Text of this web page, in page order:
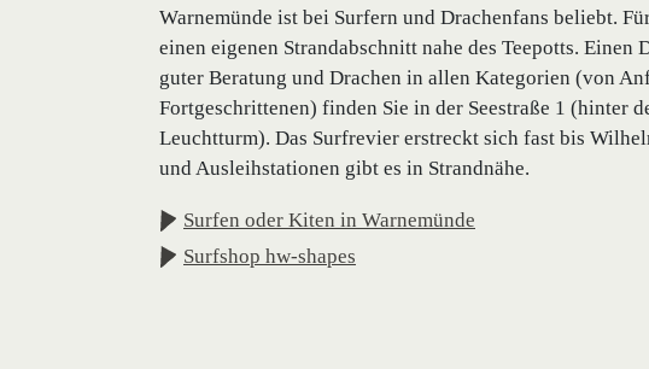
Warnemünde ist bei Surfern und Drachenfans beliebt.
einen eigenen Strandabschnitt nahe des Teepotts. Einen
guter Beratung und Drachen in allen Kategorien (von
Fortgeschrittenen) finden Sie in der Seestraße 1 (hinter
Leuchtturm). Das Surfrevier erstreckt sich fast bis
und Ausleihstationen gibt es in Strandnähe.
Surfen oder Kiten in Warnemünde
Surfshop hw-shapes